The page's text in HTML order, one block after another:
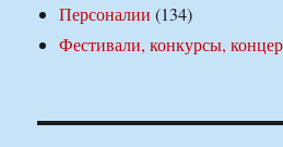
Персоналии (134)
Фестивали, конкурсы,